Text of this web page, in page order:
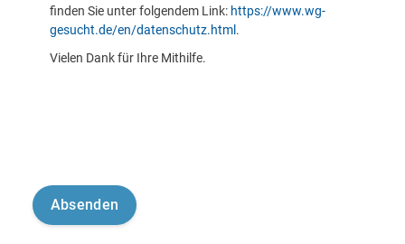
finden Sie unter folgendem Link: https://www.wg-
gesucht.de/en/datenschutz.html .
Vielen Dank für Ihre Mithilfe.